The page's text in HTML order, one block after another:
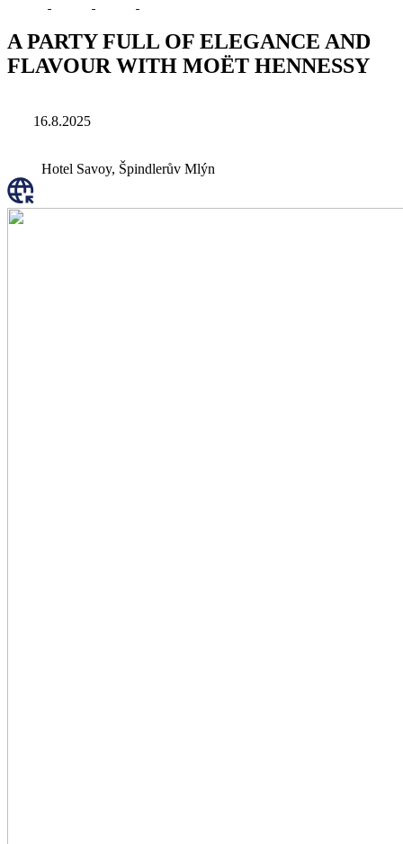
A PARTY FULL OF ELEGANCE AND
FLAVOUR WITH MOËT HENNESSY
16.8.2025
Hotel Savoy, Špindlerův Mlýn